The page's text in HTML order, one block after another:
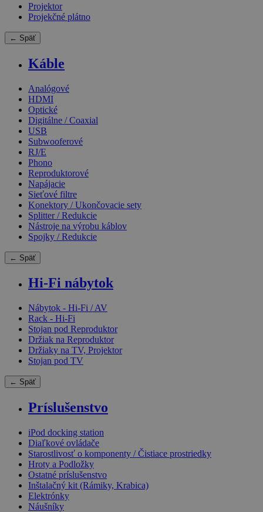
Projektor
Projekčné plátno
← Späť
Káble
Analógové
HDMI
Optické
Digitálne / Coaxial
USB
Subwooferové
RJ/E
Phono
Reproduktorové
Napájacie
Sieťové filtre
Konektory / Ukončovacie sety
Splitter / Redukcie
Nástroje na výrobu káblov
Spojky / Redukcie
← Späť
Hi-Fi nábytok
Nábytok - Hi-Fi / AV
Rack - Hi-Fi
Stojan pod Reproduktor
Držiak na Reproduktor
Držiaky na TV, Projektor
Stojan pod TV
← Späť
Príslušenstvo
iPod docking station
Diaľkové ovládače
Starostlivosť o komponenty / Čistiace prostriedky
Hroty a Podložky
Ostatné príslušenstvo
Inštalačný kit (Rámiky, Krabica)
Elektrónky
Náušníky